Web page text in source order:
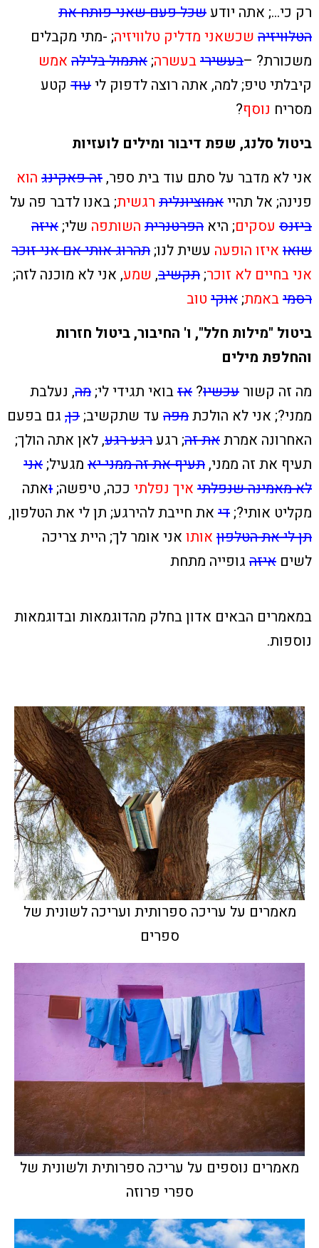
רק כי…; אתה יודעשכל פעם שאני פותח את
הטלוויזיה שכשאני מדליק טלוויזיה; -מתי מקבלים
משכורת? –בעשיריבעשרה;אתמול בלילה אמש
קיבלתי טיפ; למה, אתה רוצה לדפוק ליעוד קטע
מסריח נוסף?
ביטול סלנג, שפת דיבור ומילים לועזיות
אני לא מדבר על סתם עוד בית ספר,זה פאקינג הוא
פנינה; אל תהייאמוציונלית רגשית; באנו לדבר פה על
ביזנס עסקים; היא הפרטנרית השותפה שלי;איזה
שואו איזו הופעה עשית לנו;תהרוג אותי אם אניזוכר
אני בחיים לא זוכר;תקשיב, שמע, אני לא מוכנה לזה;
רסמיבאמת;אוקי טוב
ביטול "מילות חלל", ו' החיבור, ביטול חזרות
והחלפת מילים
מה זה קשור עכשיו? אזבואי תגידי לי;מה, נעלבת
ממני?; אני לא הולכתמפה עד שתקשיב;כן, גם בפעם
האחרונה אמרתאת זה; רגערגע רגע, לאן אתה הולך;
תעיף את זה ממני,תעיף את זה ממני יא מגעיל;אני
לא מאמינה שנפלתי איך נפלתי ככה, טיפשה;ואתה
מקליט אותי?;די את חייבת להירגע; תן לי את הטלפון,
תן לי את הטלפון אותו אני אומר לך; היית צריכה
לשים איזה גופייה מתחת
במאמרים הבאים אדון בחלק מהדוגמאות ובדוגמאות
נוספות.
מאמרים על עריכה ספרותית ועריכה לשונית של
ספרים
מאמרים נוספים על עריכה ספרותית ולשונית של
ספרי פרוזה